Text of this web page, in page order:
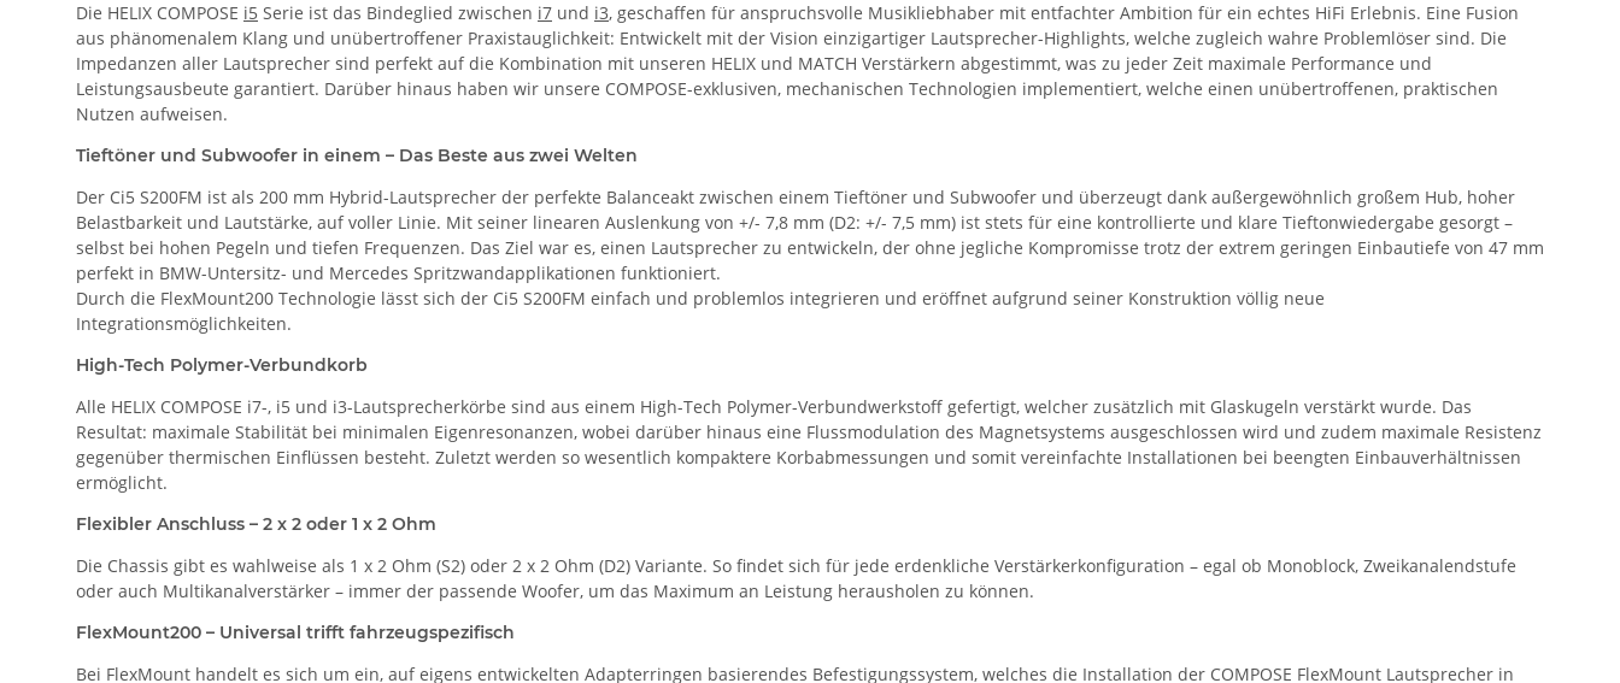
Die HELIX COMPOSE i5 Serie ist das Bindeglied zwischen i7 und i3, geschaffen für anspruchsvolle Musikliebhaber mit entfachter Ambition für ein echtes HiFi Erlebnis. Eine Fusion
aus phänomenalem Klang und unübertroffener Praxistauglichkeit: Entwickelt mit der Vision einzigartiger Lautsprecher-Highlights, welche zugleich wahre Problemlöser sind. Die
Impedanzen aller Lautsprecher sind perfekt auf die Kombination mit unseren HELIX und MATCH Verstärkern abgestimmt, was zu jeder Zeit maximale Performance und
Leistungsausbeute garantiert. Darüber hinaus haben wir unsere COMPOSE-exklusiven, mechanischen Technologien implementiert, welche einen unübertroffenen, praktischen
Nutzen aufweisen.
Tieftöner und Subwoofer in einem – Das Beste aus zwei Welten
Der Ci5 S200FM ist als 200 mm Hybrid-Lautsprecher der perfekte Balanceakt zwischen einem Tieftöner und Subwoofer und überzeugt dank außergewöhnlich großem Hub, hoher
Belastbarkeit und Lautstärke, auf voller Linie. Mit seiner linearen Auslenkung von +/- 7,8 mm (D2: +/- 7,5 mm) ist stets für eine kontrollierte und klare Tieftonwiedergabe gesorgt –
selbst bei hohen Pegeln und tiefen Frequenzen. Das Ziel war es, einen Lautsprecher zu entwickeln, der ohne jegliche Kompromisse trotz der extrem geringen Einbautiefe von 47 mm
perfekt in BMW-Untersitz- und Mercedes Spritzwandapplikationen funktioniert.
Durch die FlexMount200 Technologie lässt sich der Ci5 S200FM einfach und problemlos integrieren und eröffnet aufgrund seiner Konstruktion völlig neue
Integrationsmöglichkeiten.
High-Tech Polymer-Verbundkorb
Alle HELIX COMPOSE i7-, i5 und i3-Lautsprecherkörbe sind aus einem High-Tech Polymer-Verbundwerkstoff gefertigt, welcher zusätzlich mit Glaskugeln verstärkt wurde. Das
Resultat: maximale Stabilität bei minimalen Eigenresonanzen, wobei darüber hinaus eine Flussmodulation des Magnetsystems ausgeschlossen wird und zudem maximale Resistenz
gegenüber thermischen Einflüssen besteht. Zuletzt werden so wesentlich kompaktere Korbabmessungen und somit vereinfachte Installationen bei beengten Einbauverhältnissen
ermöglicht.
Flexibler Anschluss – 2 x 2 oder 1 x 2 Ohm
Die Chassis gibt es wahlweise als 1 x 2 Ohm (S2) oder 2 x 2 Ohm (D2) Variante. So findet sich für jede erdenkliche Verstärkerkonfiguration – egal ob Monoblock, Zweikanalendstufe
oder auch Multikanalverstärker – immer der passende Woofer, um das Maximum an Leistung herausholen zu können.
FlexMount200 – Universal trifft fahrzeugspezifisch
Bei FlexMount handelt es sich um ein, auf eigens entwickelten Adapterringen basierendes Befestigungssystem, welches die Installation der COMPOSE FlexMount Lautsprecher in